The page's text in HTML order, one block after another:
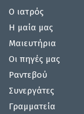
Ο ιατρός
Η μαία μας
Μαιευτήρια
Οι πηγές μας
Ραντεβού
Συνεργάτες
Γραμματεία